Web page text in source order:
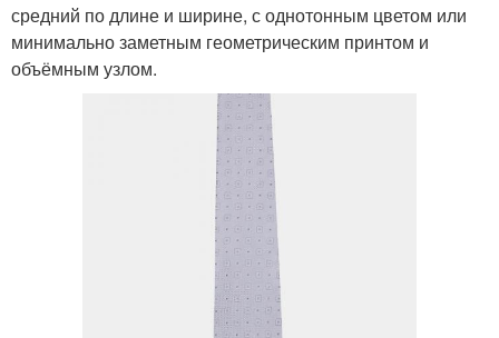
средний по длине и ширине, с однотонным цветом или
минимально заметным геометрическим принтом и
объёмным узлом.